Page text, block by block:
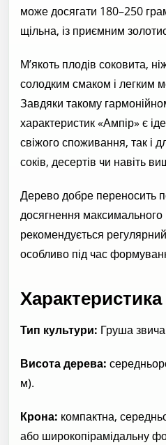
може досягати 180–250
щільна, із приємним
М’якоть плодів соковита,
солодким смаком і легким
Завдяки такому
характеристик «Ампір» є
свіжого споживання, так і
соків, десертів чи навіть
Дерево добре переносить
досягнення
рекомендується
особливо під час
Тип культури: Груша
Висота дерева:
м).
Крона: компактна,
або широкопірамідальну